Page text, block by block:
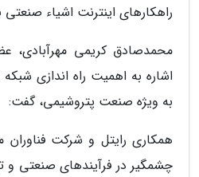
راهکارهای اینترنت اشیاء
محمدصادق کریمی مهرآبادی،
به ویژه صنعت پتروشیمی، گفت:
همکاری رایتل و شرکت فناوران
چشمگیر در فرآیندهای صنعتی